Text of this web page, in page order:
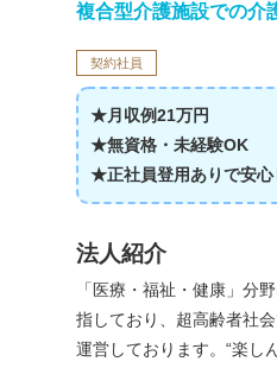
複合型介護施設での介
契約社員
★月収例21万円
★無資格・未経験OK
★正社員登用ありで安心
法人紹介
「医療・福祉・健康」分
指しており、超高齢者社
運営しております。“楽し